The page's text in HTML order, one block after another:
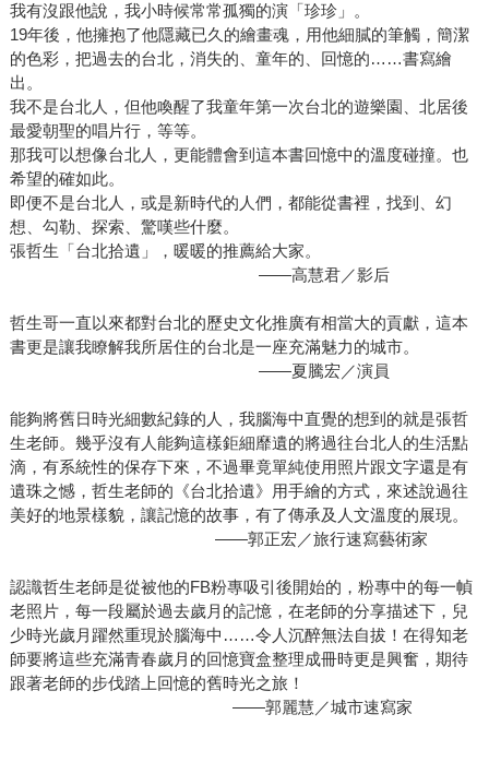
我有沒跟他說，我小時候常常孤獨的演「珍珍」。
19年後，他擁抱了他隱藏已久的繪畫魂，用他細膩的筆觸，簡潔
的色彩，把過去的台北，消失的、童年的、回憶的……書寫繪
出。
我不是台北人，但他喚醒了我童年第一次台北的遊樂園、北居後
最愛朝聖的唱片行，等等。
那我可以想像台北人，更能體會到這本書回憶中的溫度碰撞。也
希望的確如此。
即便不是台北人，或是新時代的人們，都能從書裡，找到、幻
想、勾勒、探索、驚嘆些什麼。
張哲生「台北拾遺」，暖暖的推薦給大家。
——高慧君／影后
哲生哥一直以來都對台北的歷史文化推廣有相當大的貢獻，這本
書更是讓我瞭解我所居住的台北是一座充滿魅力的城市。
――夏騰宏／演員
能夠將舊日時光細數紀錄的人，我腦海中直覺的想到的就是張哲
生老師。幾乎沒有人能夠這樣鉅細靡遺的將過往台北人的生活點
滴，有系統性的保存下來，不過畢竟單純使用照片跟文字還是有
遺珠之憾，哲生老師的《台北拾遺》用手繪的方式，來述說過往
美好的地景樣貌，讓記憶的故事，有了傳承及人文溫度的展現。
――郭正宏／旅行速寫藝術家
認識哲生老師是從被他的FB粉專吸引後開始的，粉專中的每一幀
老照片，每一段屬於過去歲月的記憶，在老師的分享描述下，兒
少時光歲月躍然重現於腦海中……令人沉醉無法自拔！在得知老
師要將這些充滿青春歲月的回憶寶盒整理成冊時更是興奮，期待
跟著老師的步伐踏上回憶的舊時光之旅！
――郭麗慧／城市速寫家